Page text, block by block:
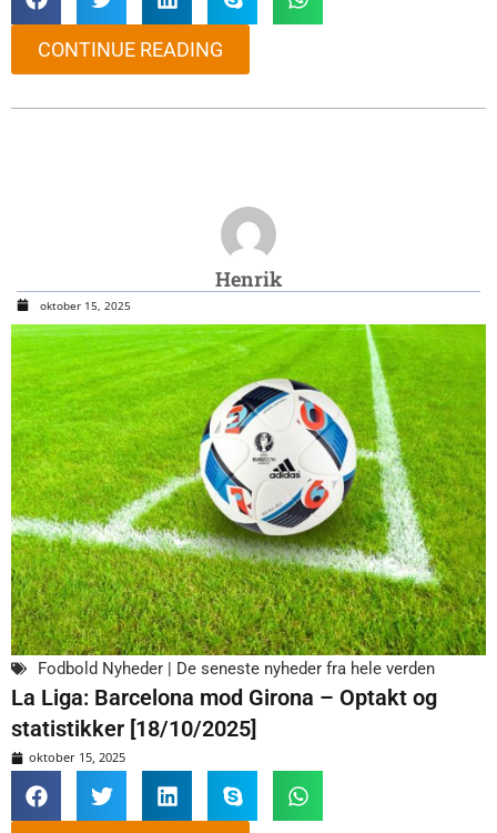
CONTINUE READING
Henrik
oktober 15, 2025
Fodbold Nyheder | De seneste nyheder fra hele verden
La Liga: Barcelona mod Girona – Optakt og
statistikker [18/10/2025]
oktober 15, 2025